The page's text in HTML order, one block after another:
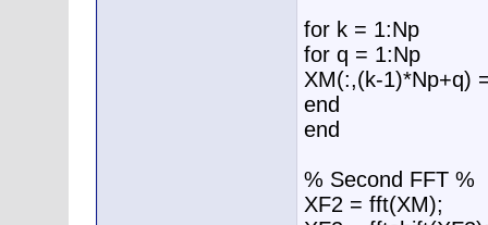
for k = 1:Np
for q = 1:Np
XM(:,(k-1)*Np+q)
end
end
% Second FFT %
XF2 = fft(XM);